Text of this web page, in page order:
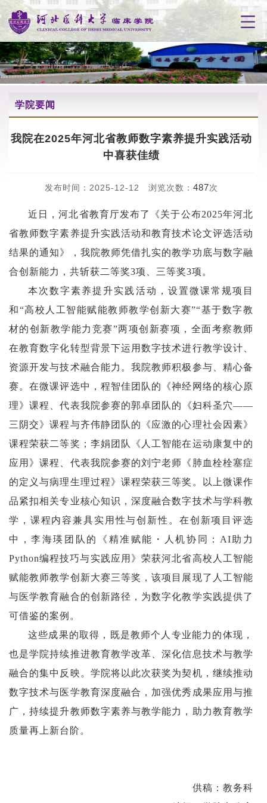
学院要闻
我院在2025年河北省教师数字素养提升实践活动
中喜获佳绩
发布时间：2025-12-12 浏览次数： 487次
近日，河北省教育厅发布了《关于公布2025年河北
省教师数字素养提升实践活动和教育技术论文评选活动
结果的通知》，我院教师凭借扎实的教学功底与数字融
合创新能力，共斩获二等奖3项、三等奖3项。
本次数字素养提升实践活动，设置微课常规项目
和“高校人工智能赋能教师教学创新大赛”“基于数字教
材的创新教学能力竞赛”两项创新赛项，全面考察教师
在教育数字化转型背景下运用数字技术进行教学设计、
资源开发与技术融合能力。我院教师积极参与、精心备
赛。在微课评选中，程智佳团队的《神经网络的核心原
理》课程、代表我院参赛的郭卓团队的《妇科圣穴——
三阴交》课程与齐伟静团队的《应激的心理社会因素》
课程荣获二等奖；李娟团队《人工智能在运动康复中的
应用》课程、代表我院参赛的刘宁老师《肺血栓栓塞症
的定义与病理生理过程》课程荣获三等奖。以上微课作
品紧扣相关专业核心知识，深度融合数字技术与学科教
学，课程内容兼具实用性与创新性。在创新项目评选
中，李海瑛团队的《精准赋能・人机协同：AI助力
Python编程技巧与实践应用》荣获河北省高校人工智能
赋能教师教学创新大赛三等奖，该项目展现了人工智能
与医学教育融合的创新路径，为数字化教学实践提供了
可借鉴的案例。
这些成果的取得，既是教师个人专业能力的体现，
也是学院持续推进教育教学改革、深化信息技术与教学
融合的集中反映。学院将以此次获奖为契机，继续推动
数字技术与医学教育深度融合，加强优秀成果应用与推
广，持续提升教师数字素养与教学能力，助力教育教学
质量再上新台阶。
供稿：教务科